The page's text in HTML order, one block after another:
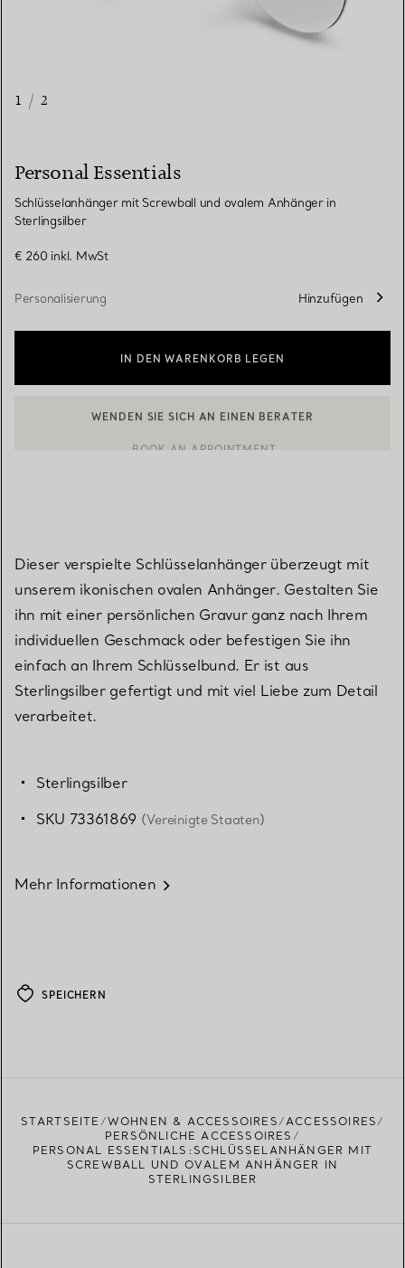
1 / 2
Personal Essentials
Schlüsselanhänger mit Screwball und ovalem Anhänger in
Sterlingsilber
€ 260 inkl. MwSt
Personalisierung Hinzufügen
IN DEN WARENKORB LEGEN
Dieser verspielte Schlüsselanhänger überzeugt mit
unserem ikonischen ovalen Anhänger. Gestalten Sie
ihn mit einer persönlichen Gravur ganz nach Ihrem
individuellen Geschmack oder befestigen Sie ihn
einfach an Ihrem Schlüsselbund. Er ist aus
Sterlingsilber gefertigt und mit viel Liebe zum Detail
verarbeitet.
Sterlingsilber
SKU 73361869 (Vereinigte Staaten)
Mehr Informationen
SPEICHERN
STARTSEITE WOHNEN & ACCESSOIRES
ACCESSOIRES
PERSÖNLICHE ACCESSOIRES
PERSONAL ESSENTIALS:SCHLÜSSELANHÄNGER MIT
SCREWBALL UND OVALEM ANHÄNGER IN
STERLINGSILBER